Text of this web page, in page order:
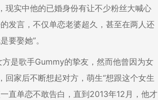
现实中他的已婚身份有让不少粉丝大喊心
发言，不仅单恋老婆超久，甚至在两人还
要娶她”。
是歌手Gummy的挚友，然而他曾因为女
家后不断想起对方，萌生“想跟这个女生
直单恋不敢告白，直到2013年12月，他才